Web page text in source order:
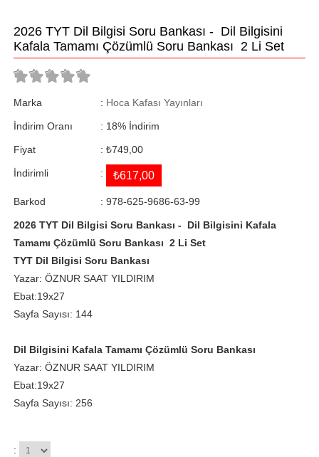
2026 TYT Dil Bilgisi Soru Bankası - Dil Bilgisini
Kafala Tamamı Çözümlü Soru Bankası 2 Li Set
Marka : Hoca Kafası Yayınları
İndirim Oranı : %
18 İndirim
Fiyat : ₺749,00
İndirimli : ₺617,00
Barkod : 978-625-9686-63-99
2026 TYT Dil Bilgisi Soru Bankası - Dil Bilgisini Kafala
Tamamı Çözümlü Soru Bankası 2 Li Set
TYT Dil Bilgisi Soru Bankası
Yazar: ÖZNUR SAAT YILDIRIM
Ebat:19x27
Sayfa Sayısı: 144
Dil Bilgisini Kafala Tamamı Çözümlü Soru Bankası
Yazar: ÖZNUR SAAT YILDIRIM
Ebat:19x27
Sayfa Sayısı: 256
: